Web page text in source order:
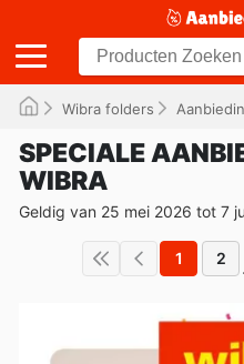
Wibra folders
SPECIALE
WIBRA
Geldig van 25 mei 2026 tot 7
1 2